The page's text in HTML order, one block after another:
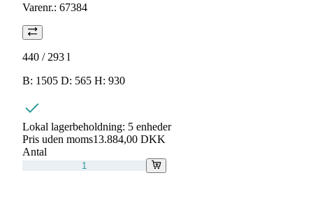
Varenr.: 67384
440 / 293 l
B: 1505 D: 565 H: 930
Lokal lagerbeholdning: 5 enheder
Pris uden moms13.884,00 DKK
Antal